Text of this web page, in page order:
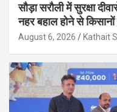
सौड़ा सरौली में सुरक्षा
नहर बहाल होने से किसानों
August 6, 2026 Kathait